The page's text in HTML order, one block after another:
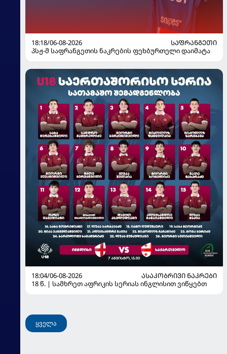
18:18/06-08-2026
ᲡᲐᲤᲠᲐᲜᲒᲔᲗᲘ
პსჟ-მ საფრანგეთის ნაკრების ფეხბურთელი დაიმატა
18:04/06-08-2026
ᲐᲡᲐᲙᲝᲑᲠᲘᲕᲘ ᲜᲐᲙᲠᲔᲑᲘ
18 წ. | სამხრეთ აფრიკის სერიას ინგლისით ვიწყებთ
ყველა